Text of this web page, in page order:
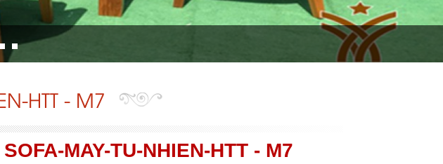
HTT - M7
SOFA-MAY-TU-NHIEN-HTT - M7